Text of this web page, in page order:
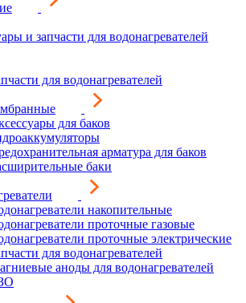
и запчасти для водонагревателей
для водонагревателей
для баков
арматура для баков
баки
накопительные
проточные газовые
проточные электрические
для водонагревателей
аноды для водонагревателей